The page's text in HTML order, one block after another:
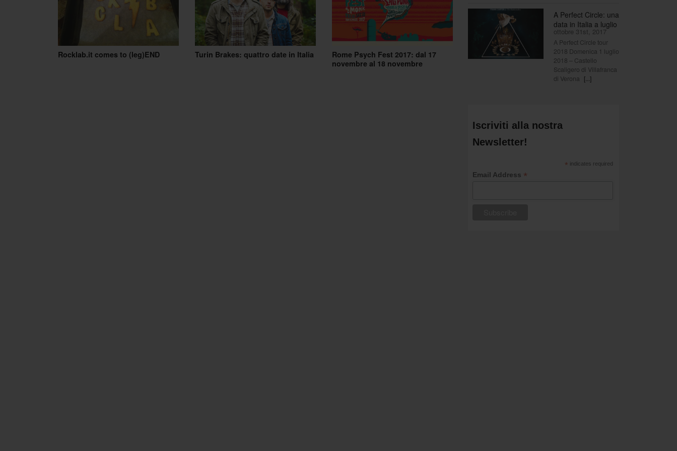
Rocklab.it comes to (leg)END Turin Brakes: quattro date in Italia
Rome Psych Fest 2017: dal 17
novembre al 18 novembre
A Perfect Circle: una
data in Italia a luglio
ottobre 31st, 2017
A Perfect Circle tour
2018 Domenica 1 luglio
2018 – Castello
Scaligero di Villafranca
di Verona [...]
Iscriviti alla nostra
Newsletter!
* indicates required
Email Address *